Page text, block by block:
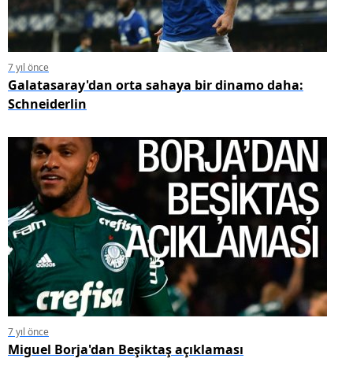
7 yıl önce
Galatasaray'dan orta sahaya bir dinamo daha:
Schneiderlin
7 yıl önce
Miguel Borja'dan Beşiktaş açıklaması